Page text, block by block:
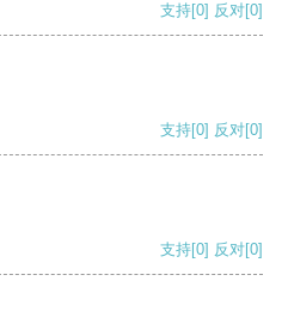
支持[0] 反对[0]
支持[0] 反对[0]
支持[0] 反对[0]